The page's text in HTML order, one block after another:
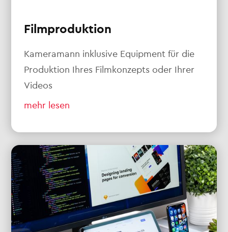
Filmproduktion
Kameramann inklusive Equipment für die
Produktion Ihres Filmkonzepts oder Ihrer
Videos
mehr lesen